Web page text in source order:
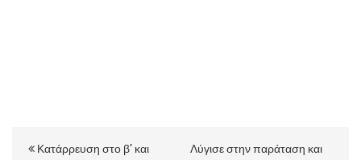
Κατάρρευση στο β’ και
Λύγισε στην παράταση και